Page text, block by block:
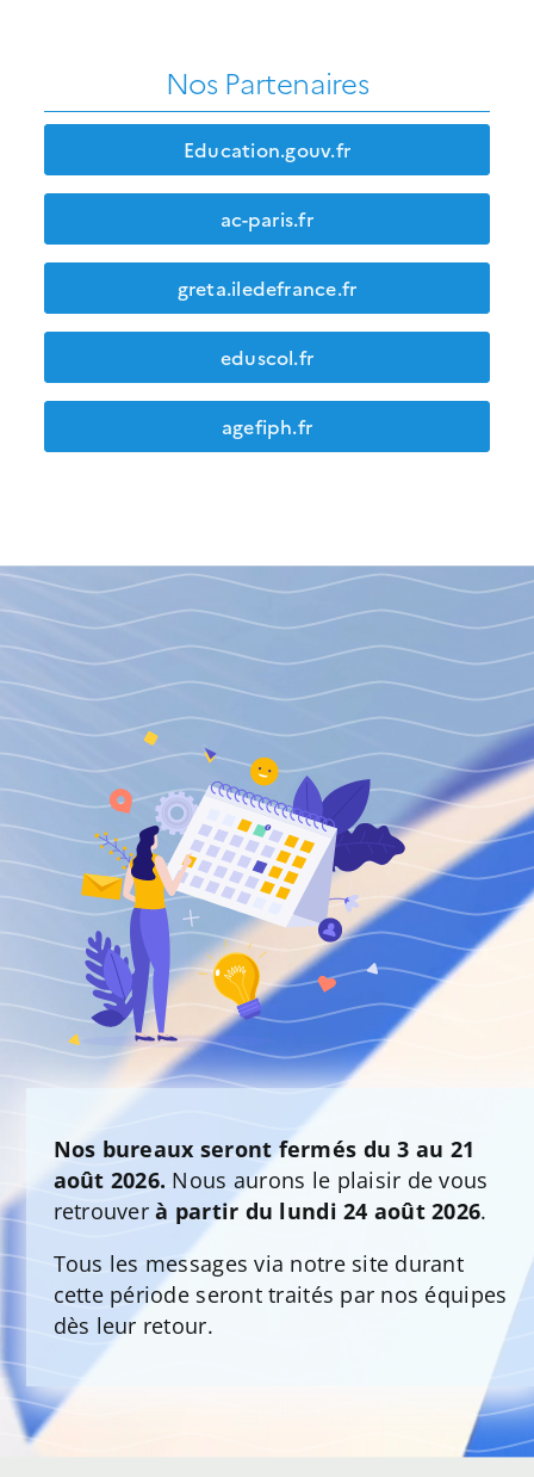
Nos Partenaires
Education.gouv.fr
ac-paris.fr
greta.iledefrance.fr
eduscol.fr
agefiph.fr
Nos bureaux seront fermés du 3 au 21
août 2026. Nous aurons le plaisir de vous
retrouverà partir du lundi 24 août 2026.
Tous les messages via notre site durant
cette période seront traités par nos équipes
dès leur retour.